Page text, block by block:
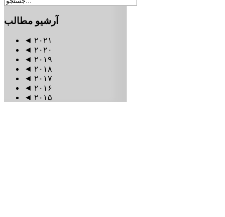
آرشیو مطالب
◄ ۲۰۲۱
◄ ۲۰۲۰
◄ ۲۰۱۹
◄ ۲۰۱۸
◄ ۲۰۱۷
◄ ۲۰۱۶
◄ ۲۰۱۵